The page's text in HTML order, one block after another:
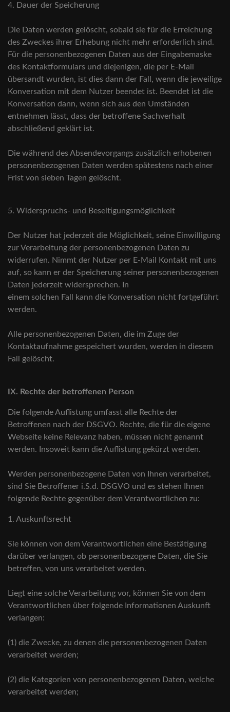
4. Dauer der Speicherung
Die Daten werden gelöscht, sobald sie für die Erreichung
des Zweckes ihrer Erhebung nicht mehr erforderlich sind.
Für die personenbezogenen Daten aus der Eingabemaske
des Kontaktformulars und diejenigen, die per E-Mail
übersandt wurden, ist dies dann der Fall, wenn die jeweilige
Konversation mit dem Nutzer beendet ist. Beendet ist die
Konversation dann, wenn sich aus den Umständen
entnehmen lässt, dass der betroffene Sachverhalt
abschließend geklärt ist.
Die während des Absendevorgangs zusätzlich erhobenen
personenbezogenen Daten werden spätestens nach einer
Frist von sieben Tagen gelöscht.
5. Widerspruchs- und Beseitigungsmöglichkeit
Der Nutzer hat jederzeit die Möglichkeit, seine Einwilligung
zur Verarbeitung der personenbezogenen Daten zu
widerrufen. Nimmt der Nutzer per E-Mail Kontakt mit uns
auf, so kann er der Speicherung seiner personenbezogenen
Daten jederzeit widersprechen. In
einem solchen Fall kann die Konversation nicht fortgeführt
werden.
Alle personenbezogenen Daten, die im Zuge der
Kontaktaufnahme gespeichert wurden, werden in diesem
Fall gelöscht.
IX. Rechte der betroffenen Person
Die folgende Auflistung umfasst alle Rechte der
Betroffenen nach der DSGVO. Rechte, die für die eigene
Webseite keine Relevanz haben, müssen nicht genannt
werden. Insoweit kann die Auflistung gekürzt werden.
Werden personenbezogene Daten von Ihnen verarbeitet,
sind Sie Betroffener i.S.d. DSGVO und es stehen Ihnen
folgende Rechte gegenüber dem Verantwortlichen zu:
1. Auskunftsrecht
Sie können von dem Verantwortlichen eine Bestätigung
darüber verlangen, ob personenbezogene Daten, die Sie
betreffen, von uns verarbeitet werden.
Liegt eine solche Verarbeitung vor, können Sie von dem
Verantwortlichen über folgende Informationen Auskunft
verlangen:
(1) die Zwecke, zu denen die personenbezogenen Daten
verarbeitet werden;
(2) die Kategorien von personenbezogenen Daten, welche
verarbeitet werden;